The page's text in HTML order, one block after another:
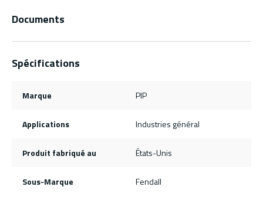
Documents
Spécifications
Marque PIP
Applications Industries général
Produit fabriqué au États-Unis
Sous-Marque Fendall